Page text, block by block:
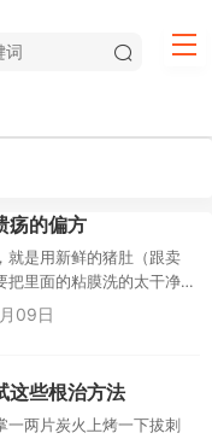
疡的偏方
就是用新鲜的猪肚（跟卖
把里面的粘膜洗的太干净
农村的红皮土鸡蛋再放些
09日
这些根治方法
一两片炭火上烤一下拔刺